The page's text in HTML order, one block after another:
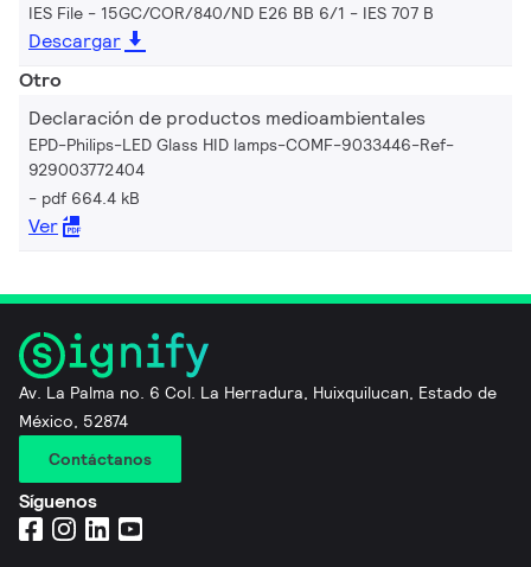
IES File - 15GC/COR/840/ND E26 BB 6/1 IES 707 B
Descargar
Otro
Declaración de productos medioambientales
EPD-Philips-LED Glass HID lamps-COMF-9033446-Ref-
929003772404
pdf 664.4 kB
Ver
Av. La Palma no. 6 Col. La Herradura, Huixquilucan, Estado de
México, 52874
Contáctanos
Síguenos